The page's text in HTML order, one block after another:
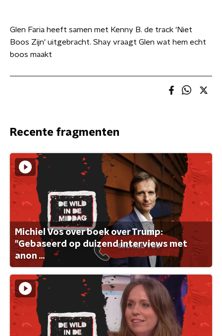
Glen Faria heeft samen met Kenny B. de track 'Niet
Boos Zijn' uitgebracht. Shay vraagt Glen wat hem echt
boos maakt
Recente fragmenten
Michiel Vos over boek over Trump:
"Gebaseerd op duizend interviews met
anon ...